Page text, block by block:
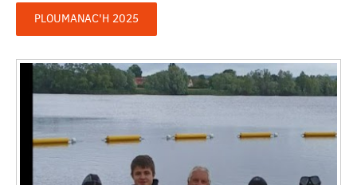
PLOUMANAC'H 2025